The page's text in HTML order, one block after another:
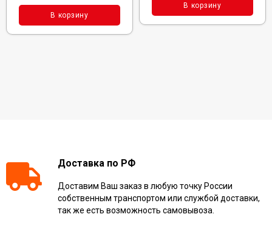
В корзину
В корзину
Доставка по РФ
Доставим Ваш заказ в любую точку России
собственным транспортом или службой доставки,
так же есть возможность самовывоза.